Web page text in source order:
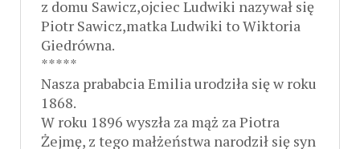
z domu Sawicz,ojciec Ludwiki nazywał się
Piotr Sawicz,matka Ludwiki to Wiktoria
Giedrówna.
*****
Nasza prababcia Emilia urodziła się w roku
1868.
W roku 1896 wyszła za mąż za Piotra
Żejmę, z tego małżeństwa narodził się syn